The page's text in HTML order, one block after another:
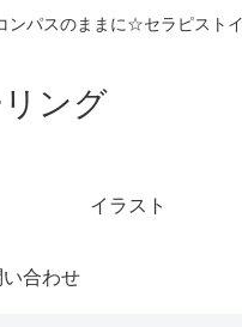
ンパスのままに☆セラピスト
ング
イラスト
い合わせ